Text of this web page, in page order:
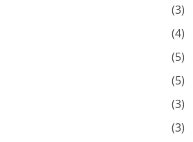
(3)
(4)
(5)
(5)
(3)
(3)